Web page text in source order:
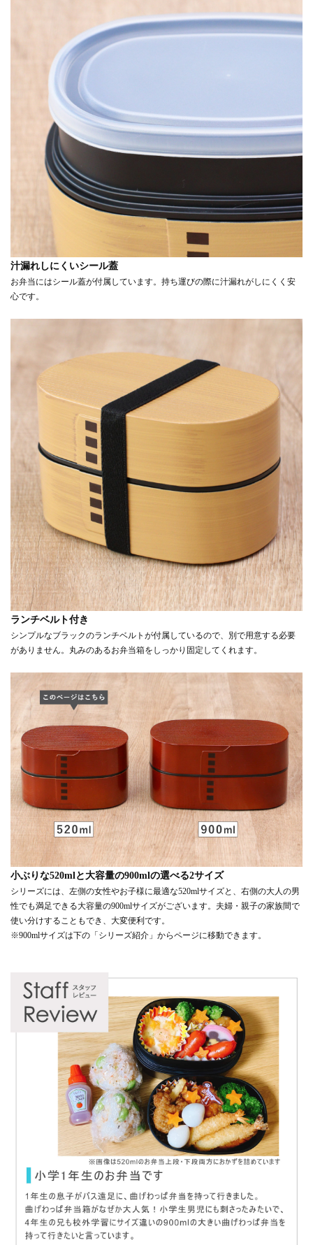
汁漏れしにくいシール蓋
お弁当にはシール蓋が付属しています。持ち運びの際に汁漏れがしにくく安
心です。
ランチベルト付き
シンプルなブラックのランチベルトが付属しているので、別で用意する必要
がありません。丸みのあるお弁当箱をしっかり固定してくれます。
小ぶりな520mlと大容量の900mlの選べる2サイズ
シリーズには、左側の女性やお子様に最適な520mlサイズと、右側の大人の男
性でも満足できる大容量の900mlサイズがございます。夫婦・親子の家族間で
使い分けすることもでき、大変便利です。
※900mlサイズは下の「シリーズ紹介」からページに移動できます。